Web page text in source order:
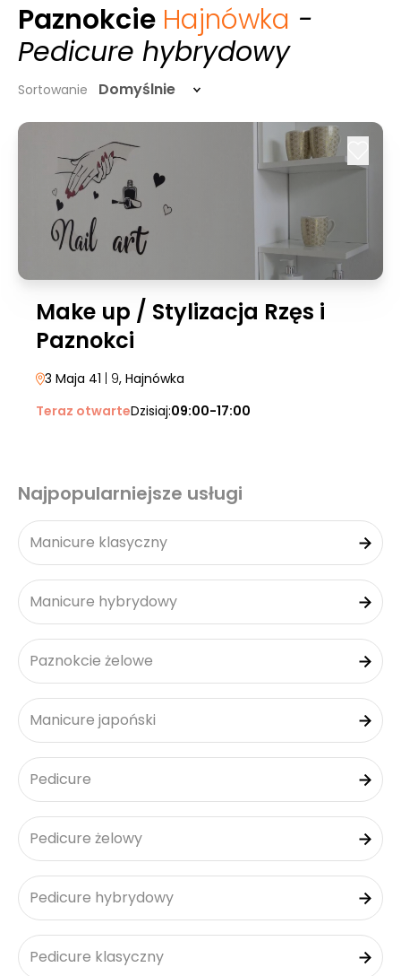
Paznokcie Hajnówka -
Pedicure hybrydowy
Sortowanie Domyślnie
Make up / Stylizacja Rzęs i
Paznokci
3 Maja 41 | 9, Hajnówka
Teraz otwarteDzisiaj:09:00-17:00
Najpopularniejsze usługi
Manicure klasyczny
Manicure hybrydowy
Paznokcie żelowe
Manicure japoński
Pedicure
Pedicure żelowy
Pedicure hybrydowy
Pedicure klasyczny